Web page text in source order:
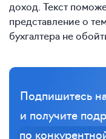
доход. Текст
представление о
бухгалтера не
Подпишитесь
и получите
по